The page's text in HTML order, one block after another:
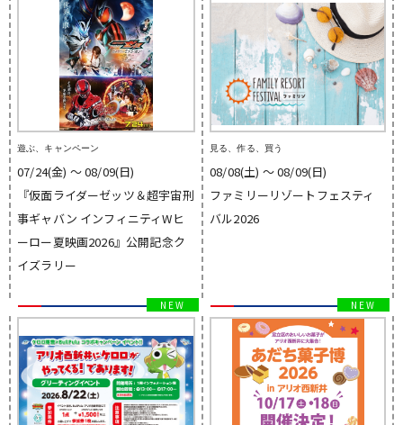
遊ぶ、キャンペーン
07/24(金) 〜 08/09(日)
『仮面ライダーゼッツ＆超宇宙刑
事ギャバン インフィニティWヒ
ーロー夏映画2026』公開記念ク
イズラリー
見る、作る、買う
08/08(土) 〜 08/09(日)
ファミリーリゾートフェスティ
バル2026